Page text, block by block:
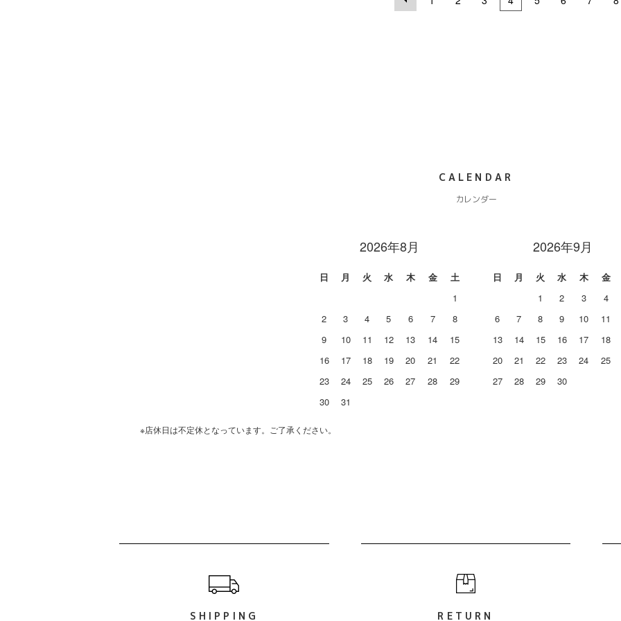
CALENDAR
カレンダー
2026年8月
日 月 火 水 木 金
土
1
2
3 4 5 6 7
8
9
10 11 12 13 14
15
16
17 18 19 20 21
22
23
24 25 26 27 28
29
30
31
2026年9月
日 月 火 水 木 金
1
2 3 4
6
7 8 9 10 11
13
14 15 16 17 18
20
21 22 23 24 25
27
28 29 30
※店休日は不定休となっています。ご了承ください。
SHIPPING RETURN